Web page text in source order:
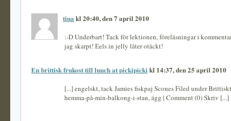
tina kl 20:40, den 7 april 2010
:-D Underbart! Tack för lektionen, föreläsningar i
jag skarpt! Eels in jelly låter otäckt!
En brittisk frukost till lunch at pickipicki kl 14:37, den 25 april 2010
[...] engelskt, tack Jamies fiskpaj Scones Filed under
hemma-på-min-balkong-i-stan, ägg | Comment (0) Skriv [...]